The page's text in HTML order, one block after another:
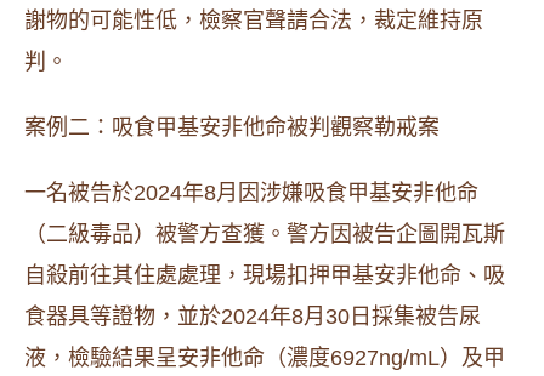
謝物的可能性低，檢察官聲請合法，裁定維持原
判。
案例二：吸食甲基安非他命被判觀察勒戒案
一名被告於2024年8月因涉嫌吸食甲基安非他命
（二級毒品）被警方查獲。警方因被告企圖開瓦斯
自殺前往其住處處理，現場扣押甲基安非他命、吸
食器具等證物，並於2024年8月30日採集被告尿
液，檢驗結果呈安非他命（濃度6927ng/mL）及甲